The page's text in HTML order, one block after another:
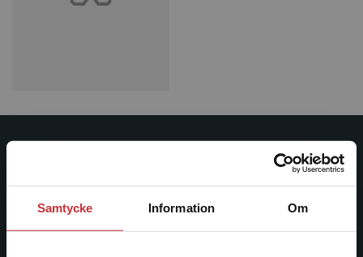
Samtycke Information Om
ledande utbildningsförlag. Med läromedel, kurslitteratur,
facklitteratur, utbildningar och digitala